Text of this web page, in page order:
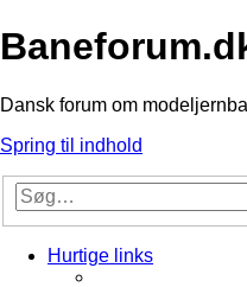
Dansk forum om
Spring til indhold
Hurtige links